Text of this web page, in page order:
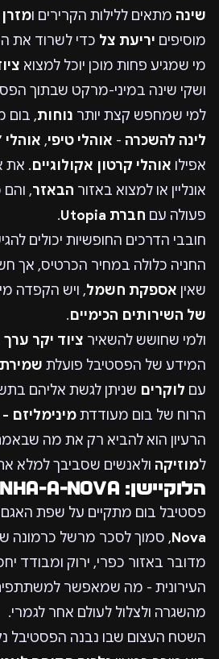
שינה מתאים ללילות הקרירים ומזרן
מוסיפים יריעת צל כדי לשרוד את
מי שמגיע פחות מוכן יוכל למצוא
ושקי שינה במיני-מרקט שבתוך
למי שמחפש קצת יותר נוחות, בום
לינה להשכרה - אוהלי טיפי,
אפילו אוהלי קרטון אקולוגיים. את
אונליין או למצוא באזור הבאזר,
פעולה עם חברת Utopia
.
חובבי הדרכים החופשיות יכולים
החניה כלולה במחיר הכרטיס, אך
שאין אספקת חשמל, ויש הקפדה
של השירותים הכימיים.
ולמי שחושש להשאיר ציוד יקר ערך
המידע של הפסטיבל פועלת שמירת
עם לוקרים שניתן לגשת אליהם
הרוח של בום מעודדתמינימליזם
הרעיון הוא להביא רק את מה
למוזיקה ולאנשים שסביבך למלא
הלוקיישן: Idanha-a-Nova, פורטוגל
פסטיבל בום מתקיים על שפת
Nova, סמוך לסכר מרשל כרמונה
מדובר באזור כפרי, ירוק ומבודד
העירונית - מה שמאפשר
מהשגרה ולצלול לעולם אחר לגמרי.
השטח העצום שבו נבנה הפסטיבל